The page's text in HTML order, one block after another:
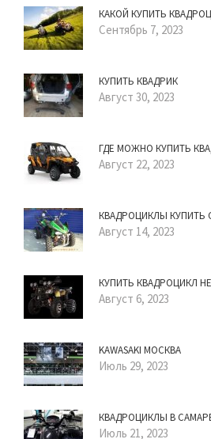
КАКОЙ КУПИТЬ
Сентябрь 7, 2023
КУПИТЬ КВАДРИК
Август 30, 2023
ГДЕ МОЖНО КУПИТЬ
Август 22, 2023
КВАДРОЦИКЛЫ КУПИТЬ
Август 14, 2023
КУПИТЬ КВАДРОЦИКЛ
Август 6, 2023
KAWASAKI МОСКВА
Июль 29, 2023
КВАДРОЦИКЛЫ В
Июль 21, 2023